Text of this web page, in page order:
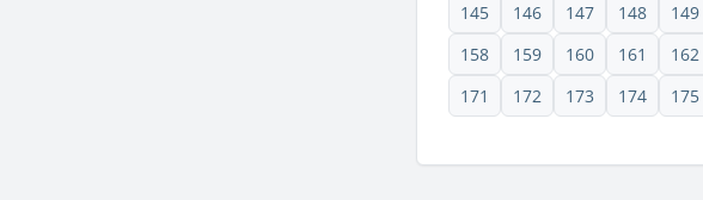
145
146 147 148 149
158
159 160 161 162
171
172 173 174 175